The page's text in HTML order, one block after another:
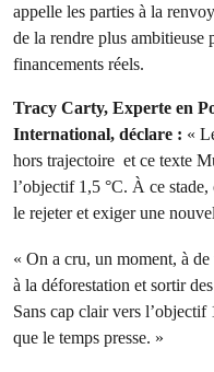
appelle les parties à la
de la rendre plus ambitieuse
financements réels.
Tracy Carty, Experte en
International, déclare : «
hors trajectoire et ce texte
l’objectif 1,5 °C. À ce
le rejeter et exiger une
« On a cru, un moment, à
à la déforestation et sortir
Sans cap clair vers
que le temps presse. »